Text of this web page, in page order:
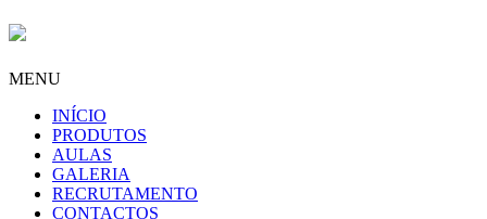
MENU
INÍCIO
PRODUTOS
AULAS
GALERIA
RECRUTAMENTO
CONTACTOS